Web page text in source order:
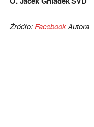
Źródło: FacebookAutora